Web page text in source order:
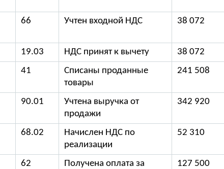
66 Учтен входной НДС 38 072
19.03 НДС принят к вычету 38 072
41
Списаны проданные
товары
241 508
90.01
Учтена выручка от
продажи
342 920
68.02
Начислен НДС по
реализации
52 310
62
Получена оплата за
127 500